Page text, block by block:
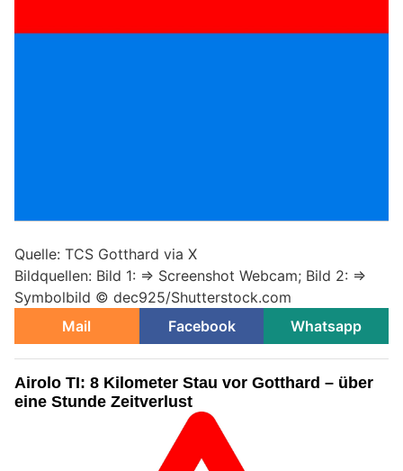
Quelle: TCS Gotthard via X
Bildquellen: Bild 1: => Screenshot Webcam; Bild 2: =>
Symbolbild © dec925/Shutterstock.com
Mail
Facebook Whatsapp
Airolo TI: 8 Kilometer Stau vor Gotthard – über
eine Stunde Zeitverlust